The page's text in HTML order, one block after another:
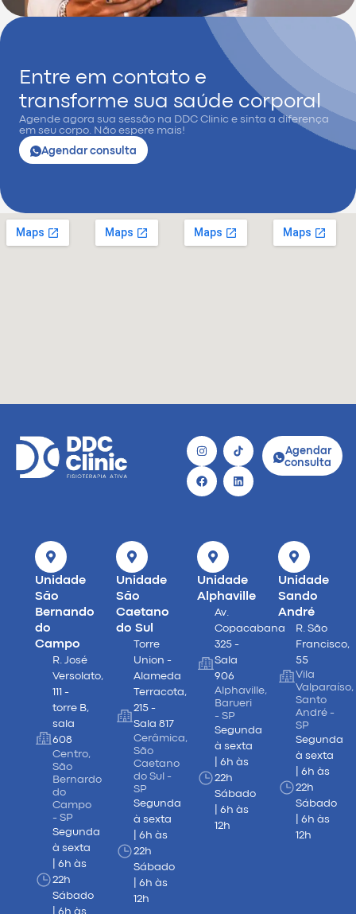
Entre em contato e
transforme sua saúde corporal
Agende agora sua sessão na DDC Clinic e sinta a diferença
em seu corpo. Não espere mais!
Agendar consulta
Agendar
consulta
Unidade
São
Bernando
do
Campo
R. José
Versolato,
111 -
torre B,
sala
608
Centro,
São
Bernardo
do
Campo
- SP
Segunda
à sexta
| 6h às
22h
Sábado
| 6h às
Unidade
São
Caetano
do Sul
Torre
Union -
Alameda
Terracota,
215 -
Sala 817
Cerâmica,
São
Caetano
do Sul -
SP
Segunda
à sexta
| 6h às
22h
Sábado
| 6h às
12h
Unidade
Alphaville
Av.
Copacabana
325 -
Sala
906
Alphaville,
Barueri
- SP
Segunda
à sexta
| 6h às
22h
Sábado
| 6h às
12h
Unidade
Sando
André
R. São
Francisco,
55
Vila
Valparaíso,
Santo
André -
SP
Segunda
à sexta
| 6h às
22h
Sábado
| 6h às
12h